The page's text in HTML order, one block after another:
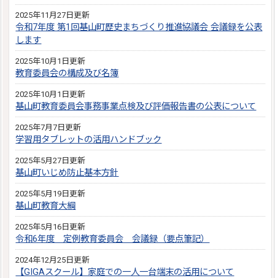
2025年11月27日更新
令和7年度 第1回基山町歴史まちづくり推進協議会 会議録を公表
します
2025年10月1日更新
教育委員会の構成及び名簿
2025年10月1日更新
基山町教育委員会事務事業点検及び評価報告書の公表について
2025年7月7日更新
学習用タブレットの活用ハンドブック
2025年5月27日更新
基山町いじめ防止基本方針
2025年5月19日更新
基山町教育大綱
2025年5月16日更新
令和6年度 定例教育委員会 会議録（要点筆記）
2024年12月25日更新
【GIGAスクール】家庭での一人一台端末の活用について